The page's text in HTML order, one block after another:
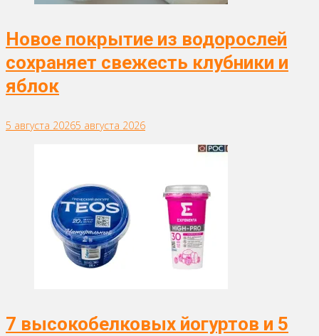
Новое покрытие из водорослей
сохраняет свежесть клубники и
яблок
5 августа 20265 августа 2026
7 высокобелковых йогуртов и 5